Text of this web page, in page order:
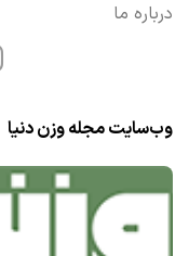
درباره ما
وب‌سایت مجله وزن دنیا